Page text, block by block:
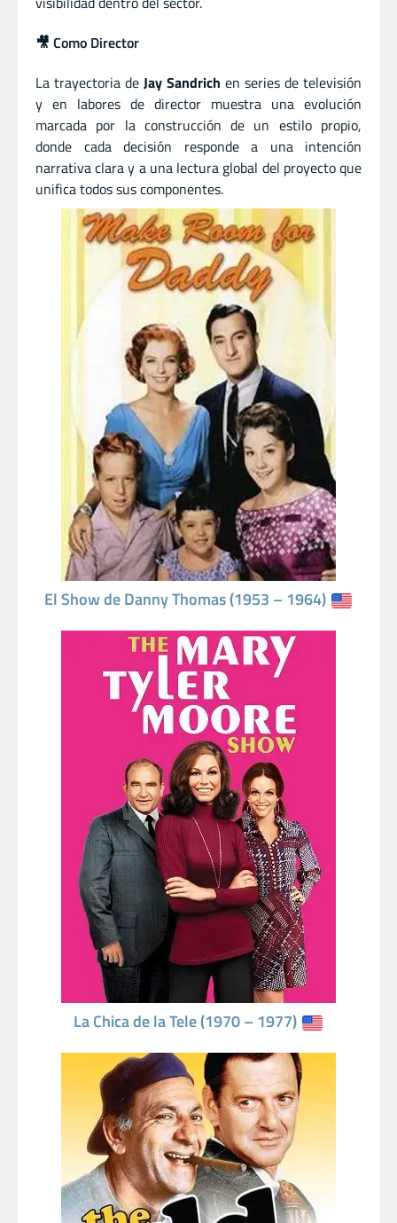
🎥 Como Director
La trayectoria de Jay Sandrich en series de televisión
y en labores de director muestra una evolución
marcada por la construcción de un estilo propio,
donde cada decisión responde a una intención
narrativa clara y a una lectura global del proyecto que
unifica todos sus componentes.
El Show de Danny Thomas (1953 – 1964)
La Chica de la Tele (1970 – 1977)